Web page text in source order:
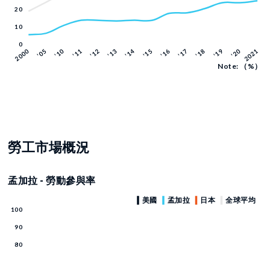
Note: （%）
勞工市場概況
孟加拉 - 勞動參與率